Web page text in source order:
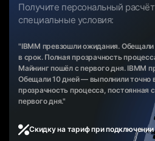
Получите персональный
специальные условия:
"IBMM превзошли ожидания.
в срок. Полная прозрачность
Майнинг пошёл с первого дня. IBMM
Обещали 10 дней — выполнили точно
прозрачность процесса, постоянная
первого дня."
Скидку на тариф при подключении